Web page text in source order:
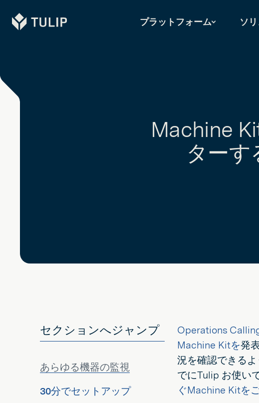
Tulip プラットフォーム ソ
Machine
ターす
セクションへジャンプ
あらゆる機器の監視
30分でセットアップ
Operations
Machine Kitを発
況を確認できる
でにTulip お使い
ぐMachine Kitを